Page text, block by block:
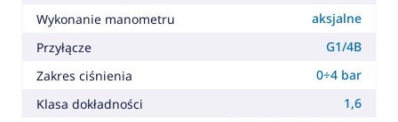
Wykonanie manometru
aksjalne
Przyłącze
G1/4B
Zakres ciśnienia
0÷4 bar
Klasa dokładności
1,6